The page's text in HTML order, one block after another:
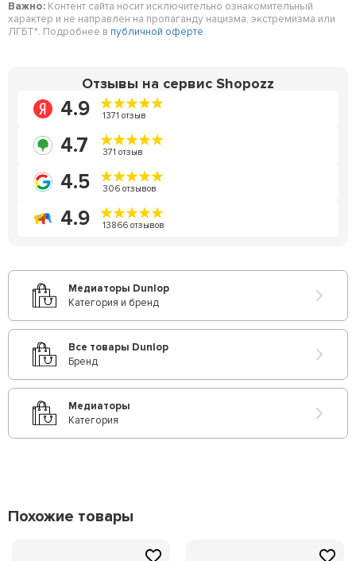
Важно: Контент сайта носит исключительно ознакомительный
характер и не направлен на пропаганду нацизма, экстремизма или
ЛГБТ*. Подробнее в публичной оферте.
Отзывы на сервис Shopozz
4.9 1371 отзыв
4.7 371 отзыв
4.5 306 отзывов
4.9 13866 отзывов
Медиаторы Dunlop
Категория и бренд
Все товары Dunlop
Бренд
Медиаторы
Категория
Похожие товары